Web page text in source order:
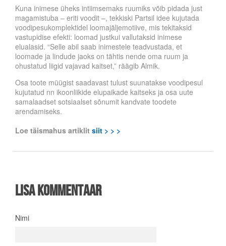
Kuna inimese üheks intiimsemaks ruumiks võib pidada just
magamistuba – eriti voodit –, tekkiski Partsil idee kujutada
voodipesukomplektidel loomajäljemotiive, mis tekitaksid
vastupidise efekti: loomad justkui vallutaksid inimese
elualasid. “Selle abil saab inimestele teadvustada, et
loomade ja lindude jaoks on tähtis nende oma ruum ja
ohustatud liigid vajavad kaitset,” räägib Almik.
Osa toote müügist saadavast tulust suunatakse voodipesul
kujutatud nn ikoonliikide elupaikade kaitseks ja osa uute
samalaadset sotsiaalset sõnumit kandvate toodete
arendamiseks.
Loe täismahus artiklit siit > > >
Lisa kommentaar
Nimi